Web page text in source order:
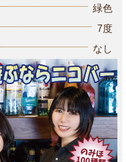
緑色
7度
なし